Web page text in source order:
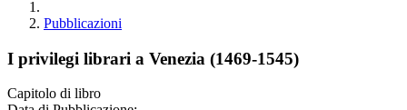
Pubblicazioni
I privilegi librari a Venezia (1469-1545)
Capitolo di libro